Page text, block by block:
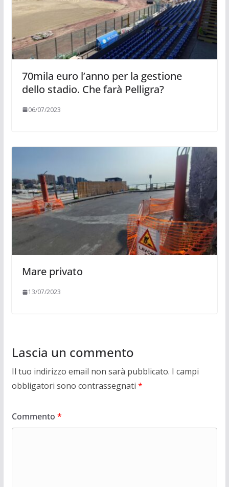
70mila euro l’anno per la gestione
dello stadio. Che farà Pelligra?
06/07/2023
Mare privato
13/07/2023
Lascia un commento
Il tuo indirizzo email non sarà pubblicato. I campi
obbligatori sono contrassegnati *
Commento *